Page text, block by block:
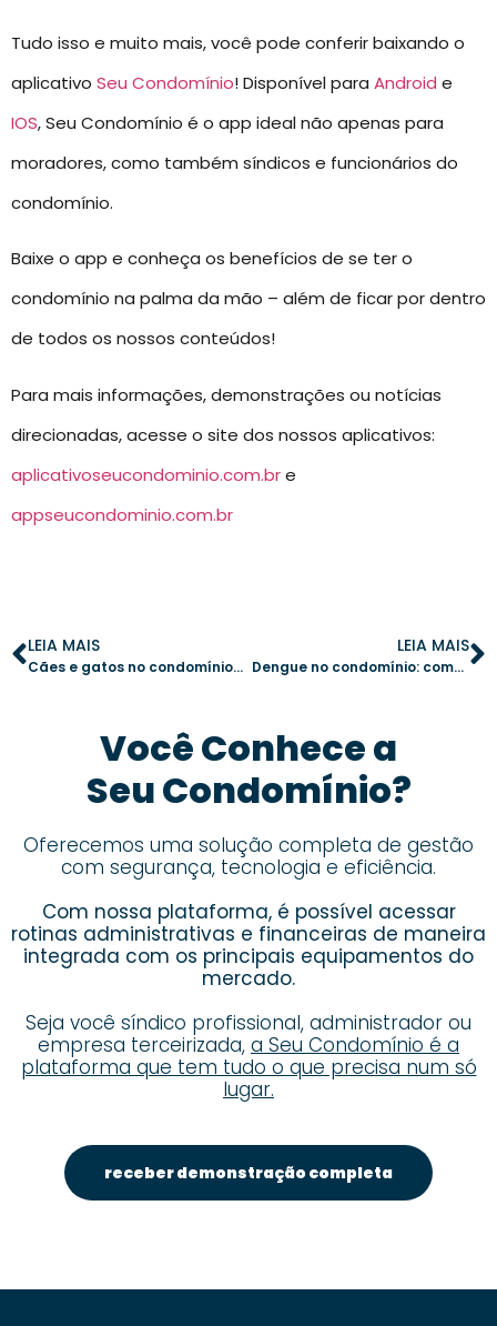
Tudo isso e muito mais, você pode conferir baixando o
aplicativo Seu Condomínio! Disponível para Android e
IOS, Seu Condomínio é o app ideal não apenas para
moradores, como também síndicos e funcionários do
condomínio.
Baixe o app e conheça os benefícios de se ter o
condomínio na palma da mão – além de ficar por dentro
de todos os nossos conteúdos!
Para mais informações, demonstrações ou notícias
direcionadas, acesse o site dos nossos aplicativos:
aplicativoseucondominio.com.bre
appseucondominio.com.br
LEIA MAIS
Cães e gatos no condomínio: como evitar conflitos e garantir a harmonia
LEIA MAIS
Dengue no condomínio: como prevenir e garantir a segurança de todos
Você Conhece a
Seu Condomínio?
Oferecemos uma solução completa de gestão
com segurança, tecnologia e eficiência.
Com nossa plataforma, é possível acessar
rotinas administrativas e financeiras de maneira
integrada com os principais equipamentos do
mercado.
Seja você síndico profissional, administrador ou
empresa terceirizada, a Seu Condomínio é a
plataforma que tem tudo o que precisa num só
lugar.
receber demonstração completa